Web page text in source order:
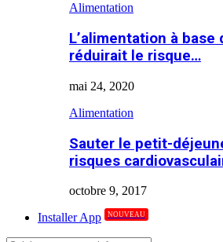
Alimentation
L’alimentation à base
réduirait le risque…
mai 24, 2020
Alimentation
Sauter le petit-
risques
octobre 9, 2017
Installer App
NOUVEAU